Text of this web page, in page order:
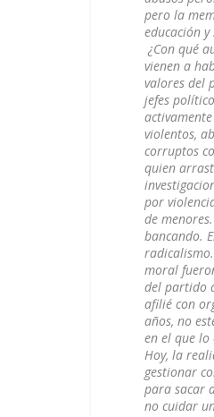
pero la
educación
¿Con qué
vienen a
valores del
jefes
violentos,
corruptos
quien
por
de
bancando.
moral
del partido
afilié con
años, no
en el que
Hoy, la
gestionar
para sacar
no cuidar